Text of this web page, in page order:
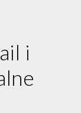
i